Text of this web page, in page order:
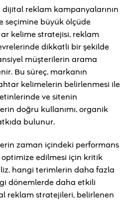
dijital reklam kampanyalarının
seçimine büyük ölçüde
kelime stratejisi, reklam
dikkatli bir şekilde
müşterilerin arama
Bu süreç, markanın
kelimelerin belirlenmesi ile
ve sitenin
doğru kullanımı, organik
bulunur.
zaman içindeki performans
edilmesi için kritik
hangi terimlerin daha fazla
dönemlerde daha etkili
reklam stratejileri, belirlenen